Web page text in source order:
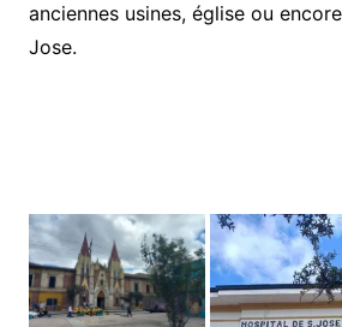
anciennes usines, église ou
Jose.